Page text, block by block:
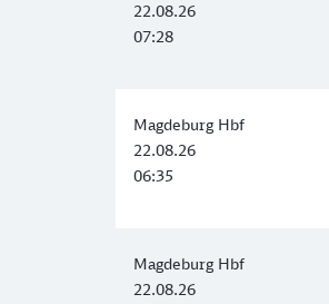
22.08.26
07:28
Magdeburg Hbf
22.08.26
06:35
Magdeburg Hbf
22.08.26